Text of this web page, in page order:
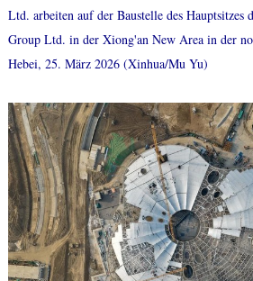
Ltd. arbeiten auf der Baustelle des Hauptsitzes
Group Ltd. in der Xiong'an New Area in der
Hebei, 25. März 2026 (Xinhua/Mu Yu)